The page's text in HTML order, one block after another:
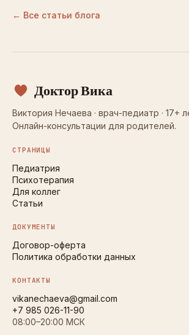
← Все статьи блога
Доктор Вика
Виктория Нечаева · врач-педиатр · 17+
Онлайн-консультации для родителей.
СТРАНИЦЫ
Педиатрия
Психотерапия
Для коллег
Статьи
ДОКУМЕНТЫ
Договор-оферта
Политика обработки данных
КОНТАКТЫ
vikanechaeva@gmail.com
+7 985 026-11-90
08:00–20:00 МСК